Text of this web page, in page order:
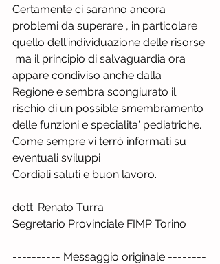
Certamente ci saranno ancora
problemi da superare , in particolare
quello dell'individuazione delle risorse
ma il principio di salvaguardia ora
appare condiviso anche dalla
Regione e sembra scongiurato il
rischio di un possible smembramento
delle funzioni e specialita' pediatriche.
Come sempre vi terrò informati su
eventuali sviluppi .
Cordiali saluti e buon lavoro.
dott. Renato Turra
Segretario Provinciale FIMP Torino
---------- Messaggio originale --------